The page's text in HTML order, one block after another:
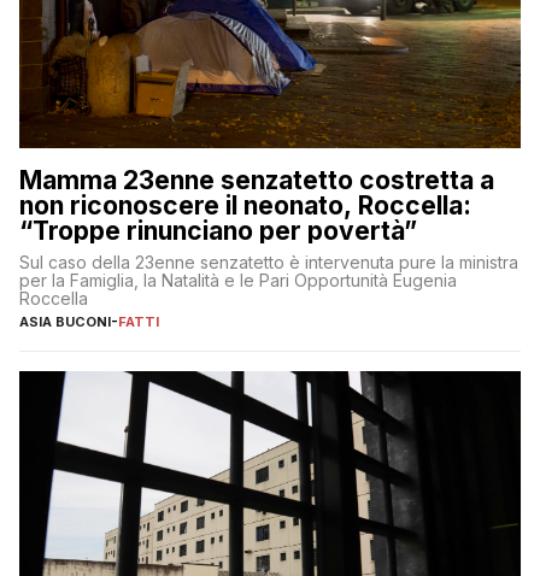
Mamma 23enne senzatetto costretta a
non riconoscere il neonato, Roccella:
“Troppe rinunciano per povertà”
Sul caso della 23enne senzatetto è intervenuta pure la ministra
per la Famiglia, la Natalità e le Pari Opportunità Eugenia
Roccella
ASIA BUCONI-FATTI